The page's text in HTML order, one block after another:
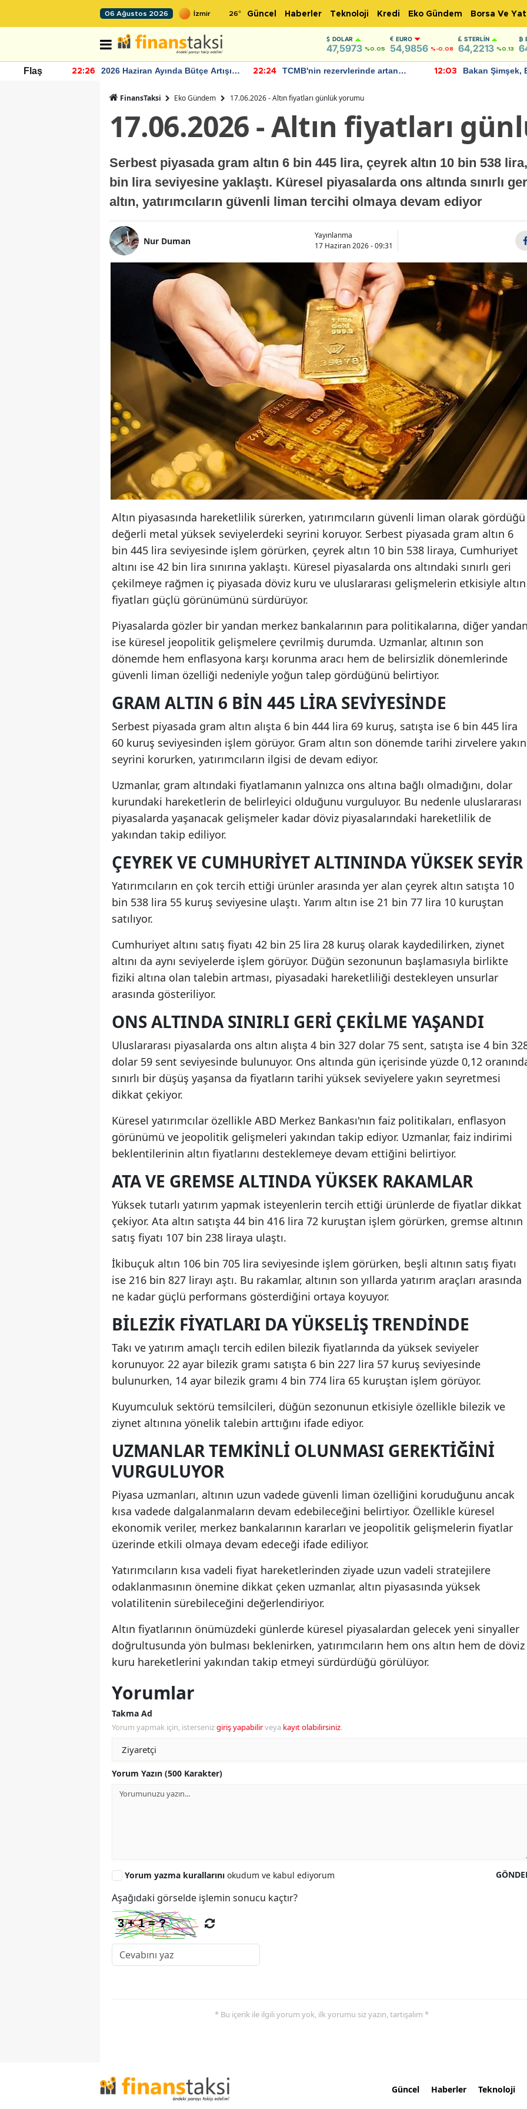
06 Ağustos 2026 26° Güncel Haberler Teknoloji Kredi Eko Gündem Borsa Ve
DOLAR
47,5973 %0.05
EURO
54,9856 %-0.08
STERLIN
64,2213 %0.13
Flaş 22:26
2026 Haziran Ayında Bütçe Artışı
22:24
TCMB'nin rezervlerinde artan
12:03
Bakan Şimşek,
FinansTaksi Eko Gündem 17.06.2026 - Altın fiyatları günlük yorumu
17.06.2026 - Altın fiyatları
Serbest piyasada gram altın 6 bin 445 lira, çeyrek altın 10 bin 538
bin lira seviyesine yaklaştı. Küresel piyasalarda ons altında sınırlı
altın, yatırımcıların güvenli liman tercihi olmaya devam ediyor
Nur Duman
Yayınlanma
17 Haziran 2026 - 09:31
Altın piyasasında hareketlilik sürerken, yatırımcıların güvenli liman olarak gördüğü
değerli metal yüksek seviyelerdeki seyrini koruyor. Serbest piyasada gram altın 6
bin 445 lira seviyesinde işlem görürken, çeyrek altın 10 bin 538 liraya, Cumhuriyet
altını ise 42 bin lira sınırına yaklaştı. Küresel piyasalarda ons altındaki sınırlı geri
çekilmeye rağmen iç piyasada döviz kuru ve uluslararası gelişmelerin etkisiyle altın
fiyatları güçlü görünümünü sürdürüyor.
Piyasalarda gözler bir yandan merkez bankalarının para politikalarına, diğer
ise küresel jeopolitik gelişmelere çevrilmiş durumda. Uzmanlar, altının son
dönemde hem enflasyona karşı korunma aracı hem de belirsizlik dönemlerinde
güvenli liman özelliği nedeniyle yoğun talep gördüğünü belirtiyor.
GRAM ALTIN 6 BIN 445 LIRA SEVIYESINDE
Serbest piyasada gram altın alışta 6 bin 444 lira 69 kuruş, satışta ise 6 bin 445 lira
60 kuruş seviyesinden işlem görüyor. Gram altın son dönemde tarihi zirvelere yakın
seyrini korurken, yatırımcıların ilgisi de devam ediyor.
Uzmanlar, gram altındaki fiyatlamanın yalnızca ons altına bağlı olmadığını, dolar
kurundaki hareketlerin de belirleyici olduğunu vurguluyor. Bu nedenle uluslararası
piyasalarda yaşanacak gelişmeler kadar döviz piyasalarındaki hareketlilik de
yakından takip ediliyor.
ÇEYREK VE CUMHURIYET ALTININDA YÜKSEK SEYIR
Yatırımcıların en çok tercih ettiği ürünler arasında yer alan çeyrek altın satışta 10
bin 538 lira 55 kuruş seviyesine ulaştı. Yarım altın ise 21 bin 77 lira 10 kuruştan
satılıyor.
Cumhuriyet altını satış fiyatı 42 bin 25 lira 28 kuruş olarak kaydedilirken, ziynet
altını da aynı seviyelerde işlem görüyor. Düğün sezonunun başlamasıyla birlikte
fiziki altına olan talebin artması, piyasadaki hareketliliği destekleyen unsurlar
arasında gösteriliyor.
ONS ALTINDA SINIRLI GERI ÇEKILME YAŞANDI
Uluslararası piyasalarda ons altın alışta 4 bin 327 dolar 75 sent, satışta ise 4 bin
dolar 59 sent seviyesinde bulunuyor. Ons altında gün içerisinde yüzde 0,12
sınırlı bir düşüş yaşansa da fiyatların tarihi yüksek seviyelere yakın seyretmesi
dikkat çekiyor.
Küresel yatırımcılar özellikle ABD Merkez Bankası'nın faiz politikaları, enflasyon
görünümü ve jeopolitik gelişmeleri yakından takip ediyor. Uzmanlar, faiz indirimi
beklentilerinin altın fiyatlarını desteklemeye devam ettiğini belirtiyor.
ATA VE GREMSE ALTINDA YÜKSEK RAKAMLAR
Yüksek tutarlı yatırım yapmak isteyenlerin tercih ettiği ürünlerde de fiyatlar dikkat
çekiyor. Ata altın satışta 44 bin 416 lira 72 kuruştan işlem görürken, gremse altının
satış fiyatı 107 bin 238 liraya ulaştı.
İkibuçuk altın 106 bin 705 lira seviyesinde işlem görürken, beşli altının satış fiyatı
ise 216 bin 827 lirayı aştı. Bu rakamlar, altının son yıllarda yatırım araçları arasında
ne kadar güçlü performans gösterdiğini ortaya koyuyor.
BILEZIK FIYATLARI DA YÜKSELIŞ TRENDINDE
Takı ve yatırım amaçlı tercih edilen bilezik fiyatlarında da yüksek seviyeler
korunuyor. 22 ayar bilezik gramı satışta 6 bin 227 lira 57 kuruş seviyesinde
bulunurken, 14 ayar bilezik gramı 4 bin 774 lira 65 kuruştan işlem görüyor.
Kuyumculuk sektörü temsilcileri, düğün sezonunun etkisiyle özellikle bilezik ve
ziynet altınına yönelik talebin arttığını ifade ediyor.
UZMANLAR TEMKINLI OLUNMASI GEREKTIĞINI
VURGULUYOR
Piyasa uzmanları, altının uzun vadede güvenli liman özelliğini koruduğunu ancak
kısa vadede dalgalanmaların devam edebileceğini belirtiyor. Özellikle küresel
ekonomik veriler, merkez bankalarının kararları ve jeopolitik gelişmelerin fiyatlar
üzerinde etkili olmaya devam edeceği ifade ediliyor.
Yatırımcıların kısa vadeli fiyat hareketlerinden ziyade uzun vadeli stratejilere
odaklanmasının önemine dikkat çeken uzmanlar, altın piyasasında yüksek
volatilitenin sürebileceğini değerlendiriyor.
Altın fiyatlarının önümüzdeki günlerde küresel piyasalardan gelecek yeni sinyaller
doğrultusunda yön bulması beklenirken, yatırımcıların hem ons altın hem de döviz
kuru hareketlerini yakından takip etmeyi sürdürdüğü görülüyor.
Yorumlar
Takma Ad
Yorum yapmak için, istersenizgiriş yapabilirveya kayıt olabilirsiniz.
Yorum Yazın (500 Karakter)
Yorum yazma kurallarını okudum ve kabul ediyorum
Aşağıdaki görselde işlemin sonucu kaçtır?
* Bu içerik ile ilgili yorum yok, ilk yorumu siz yazın, tartışalım *
Güncel Haberler Teknoloji